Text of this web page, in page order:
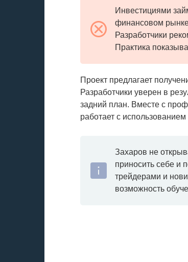
Инвестициями
финансовом
Разработчики
Практика
Проект предлагает
Разработчики уверен в
задний план. Вместе с
работает с
Захаров не
приносить себе и
трейдерами и
возможность